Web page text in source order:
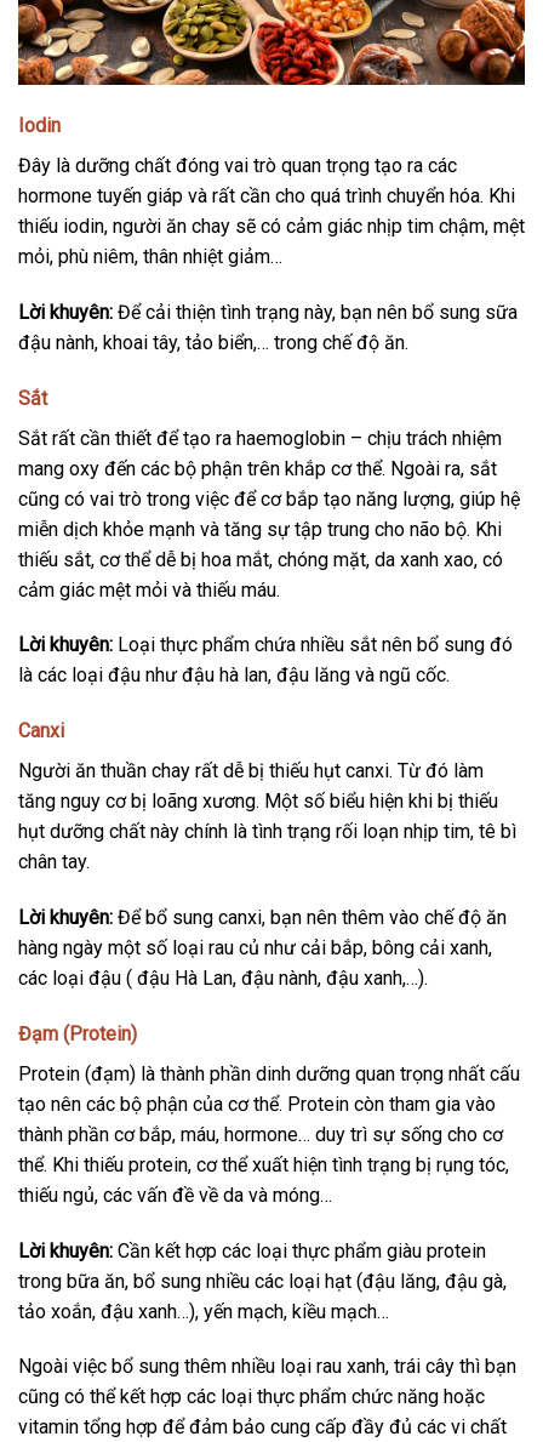
Iodin
Đây là dưỡng chất đóng vai trò quan trọng tạo ra các
hormone tuyến giáp và rất cần cho quá trình chuyển hóa. Khi
thiếu iodin, người ăn chay sẽ có cảm giác nhịp tim chậm, mệt
mỏi, phù niêm, thân nhiệt giảm…
Lời khuyên: Để cải thiện tình trạng này, bạn nên bổ sung sữa
đậu nành, khoai tây, tảo biển,… trong chế độ ăn.
Sắt
Sắt rất cần thiết để tạo ra haemoglobin – chịu trách nhiệm
mang oxy đến các bộ phận trên khắp cơ thể. Ngoài ra, sắt
cũng có vai trò trong việc để cơ bắp tạo năng lượng, giúp hệ
miễn dịch khỏe mạnh và tăng sự tập trung cho não bộ. Khi
thiếu sắt, cơ thể dễ bị hoa mắt, chóng mặt, da xanh xao, có
cảm giác mệt mỏi và thiếu máu.
Lời khuyên: Loại thực phẩm chứa nhiều sắt nên bổ sung đó
là các loại đậu như đậu hà lan, đậu lăng và ngũ cốc.
Canxi
Người ăn thuần chay rất dễ bị thiếu hụt canxi. Từ đó làm
tăng nguy cơ bị loãng xương. Một số biểu hiện khi bị thiếu
hụt dưỡng chất này chính là tình trạng rối loạn nhịp tim, tê bì
chân tay.
Lời khuyên: Để bổ sung canxi, bạn nên thêm vào chế độ ăn
hàng ngày một số loại rau củ như cải bắp, bông cải xanh,
các loại đậu ( đậu Hà Lan, đậu nành, đậu xanh,…).
Đạm (Protein)
Protein (đạm) là thành phần dinh dưỡng quan trọng nhất cấu
tạo nên các bộ phận của cơ thể. Protein còn tham gia vào
thành phần cơ bắp, máu, hormone… duy trì sự sống cho cơ
thể. Khi thiếu protein, cơ thể xuất hiện tình trạng bị rụng tóc,
thiếu ngủ, các vấn đề về da và móng…
Lời khuyên: Cần kết hợp các loại thực phẩm giàu protein
trong bữa ăn, bổ sung nhiều các loại hạt (đậu lăng, đậu gà,
tảo xoắn, đậu xanh…), yến mạch, kiều mạch…
Ngoài việc bổ sung thêm nhiều loại rau xanh, trái cây thì bạn
cũng có thể kết hợp các loại thực phẩm chức năng hoặc
vitamin tổng hợp để đảm bảo cung cấp đầy đủ các vi chất